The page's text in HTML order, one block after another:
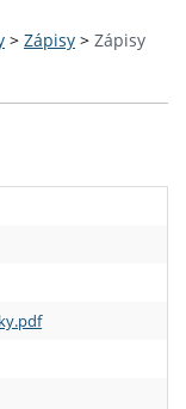
> Zápisy > Zápisy